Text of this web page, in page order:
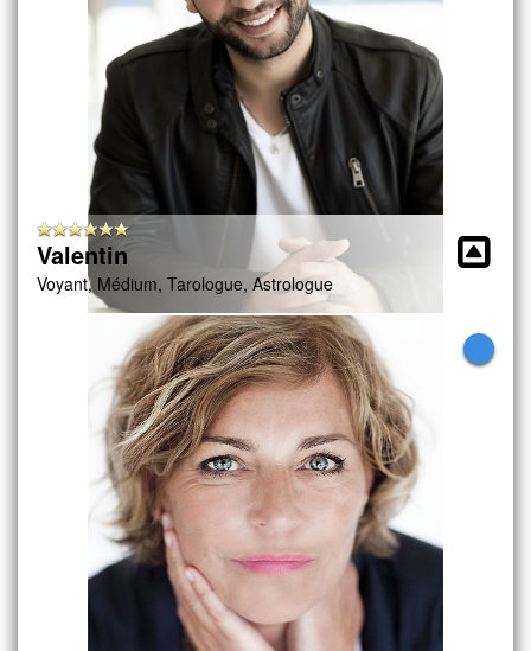
Valentin
Voyant, Médium, Tarologue, Astrologue